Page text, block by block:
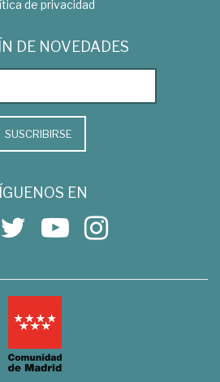
de privacidad
DE NOVEDADES
SUSCRIBIRSE
EN